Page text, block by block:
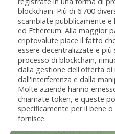
blockchain. Più di 6.700
scambiate pubblicamente
ed Ethereum. Alla maggior
criptovalute piace il fatto
essere decentralizzate e
processo di blockchain,
dalla gestione dell'offerta
dall'interferenza e dalla
Molte aziende hanno
chiamate token, e queste
specificamente per il bene o
fornisce.